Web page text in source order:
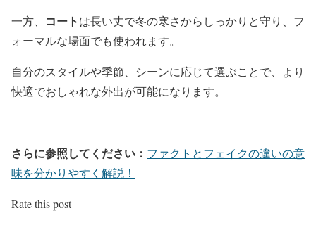
一方、 コートは長い丈で冬の寒さからしっかりと守り、フ
ォーマルな場面でも使われます。
自分のスタイルや季節、シーンに応じて選ぶことで、より
快適でおしゃれな外出が可能になります。
さらに参照してください： ファクトとフェイクの違いの意
味を分かりやすく解説！
Rate this post